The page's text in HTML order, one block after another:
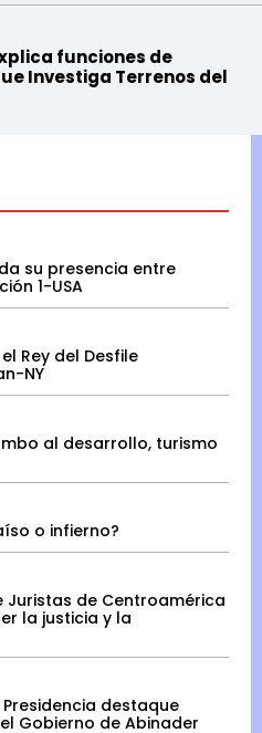
funciones de
Investiga Terrenos del
su presencia entre
1-USA
Rey del Desfile
NY
al desarrollo, turismo
o infierno?
Juristas de Centroamérica
la justicia y la
destaque
Gobierno de Abinader